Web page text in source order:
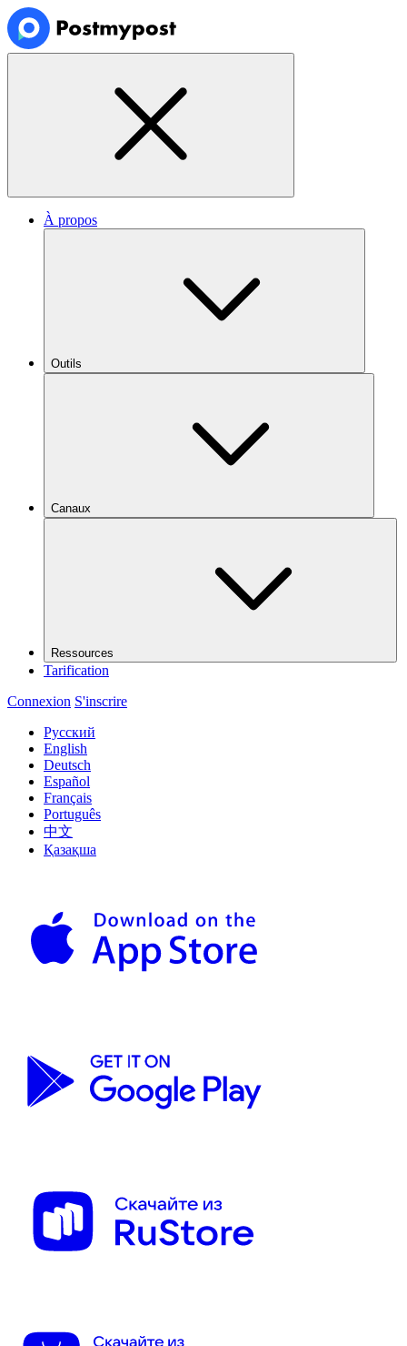
À propos
Outils
Canaux
Ressources
Tarification
Connexion S'inscrire
Русский
English
Deutsch
Español
Français
Português
中文
Қазақша